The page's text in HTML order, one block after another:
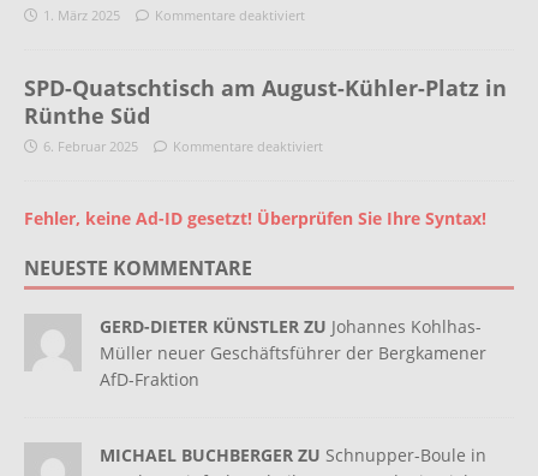
1. März 2025 Kommentare deaktiviert
SPD-Quatschtisch am August-Kühler-Platz in
Rünthe Süd
6. Februar 2025 Kommentare deaktiviert
Fehler, keine Ad-ID gesetzt! Überprüfen Sie Ihre Syntax!
NEUESTE KOMMENTARE
GERD-DIETER KÜNSTLER ZU Johannes Kohlhas-
Müller neuer Geschäftsführer der Bergkamener
AfD-Fraktion
MICHAEL BUCHBERGER ZU Schnupper-Boule in